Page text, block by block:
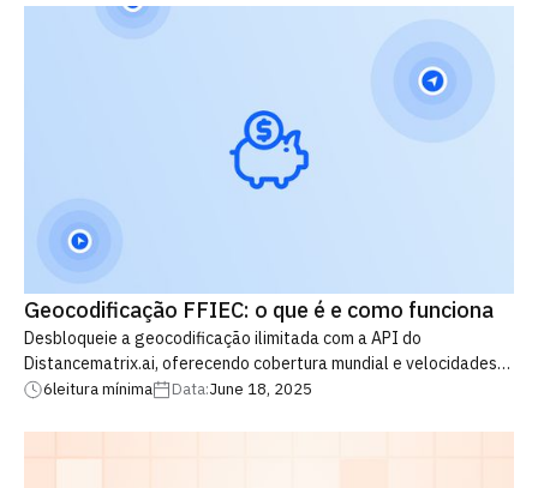
eficiência
Geocodificação FFIEC: o que é e como funciona
Desbloqueie a geocodificação ilimitada com a API do
Distancematrix.ai, oferecendo cobertura mundial e velocidades
de resposta instantâneas. Saiba mais sobre as restrições de
6leitura mínima Data:June 18, 2025